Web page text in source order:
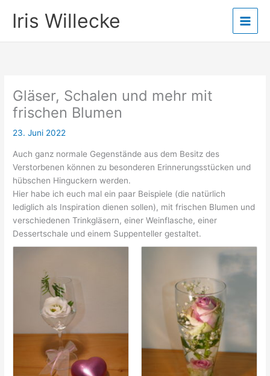
InhaltIris Willecke
Gläser, Schalen und mehr mit
frischen Blumen
23. Juni 2022
Auch ganz normale Gegenstände aus dem Besitz des
Verstorbenen können zu besonderen Erinnerungsstücken und
hübschen Hinguckern werden.
Hier habe ich euch mal ein paar Beispiele (die natürlich
lediglich als Inspiration dienen sollen), mit frischen Blumen und
verschiedenen Trinkgläsern, einer Weinflasche, einer
Dessertschale und einem Suppenteller gestaltet.